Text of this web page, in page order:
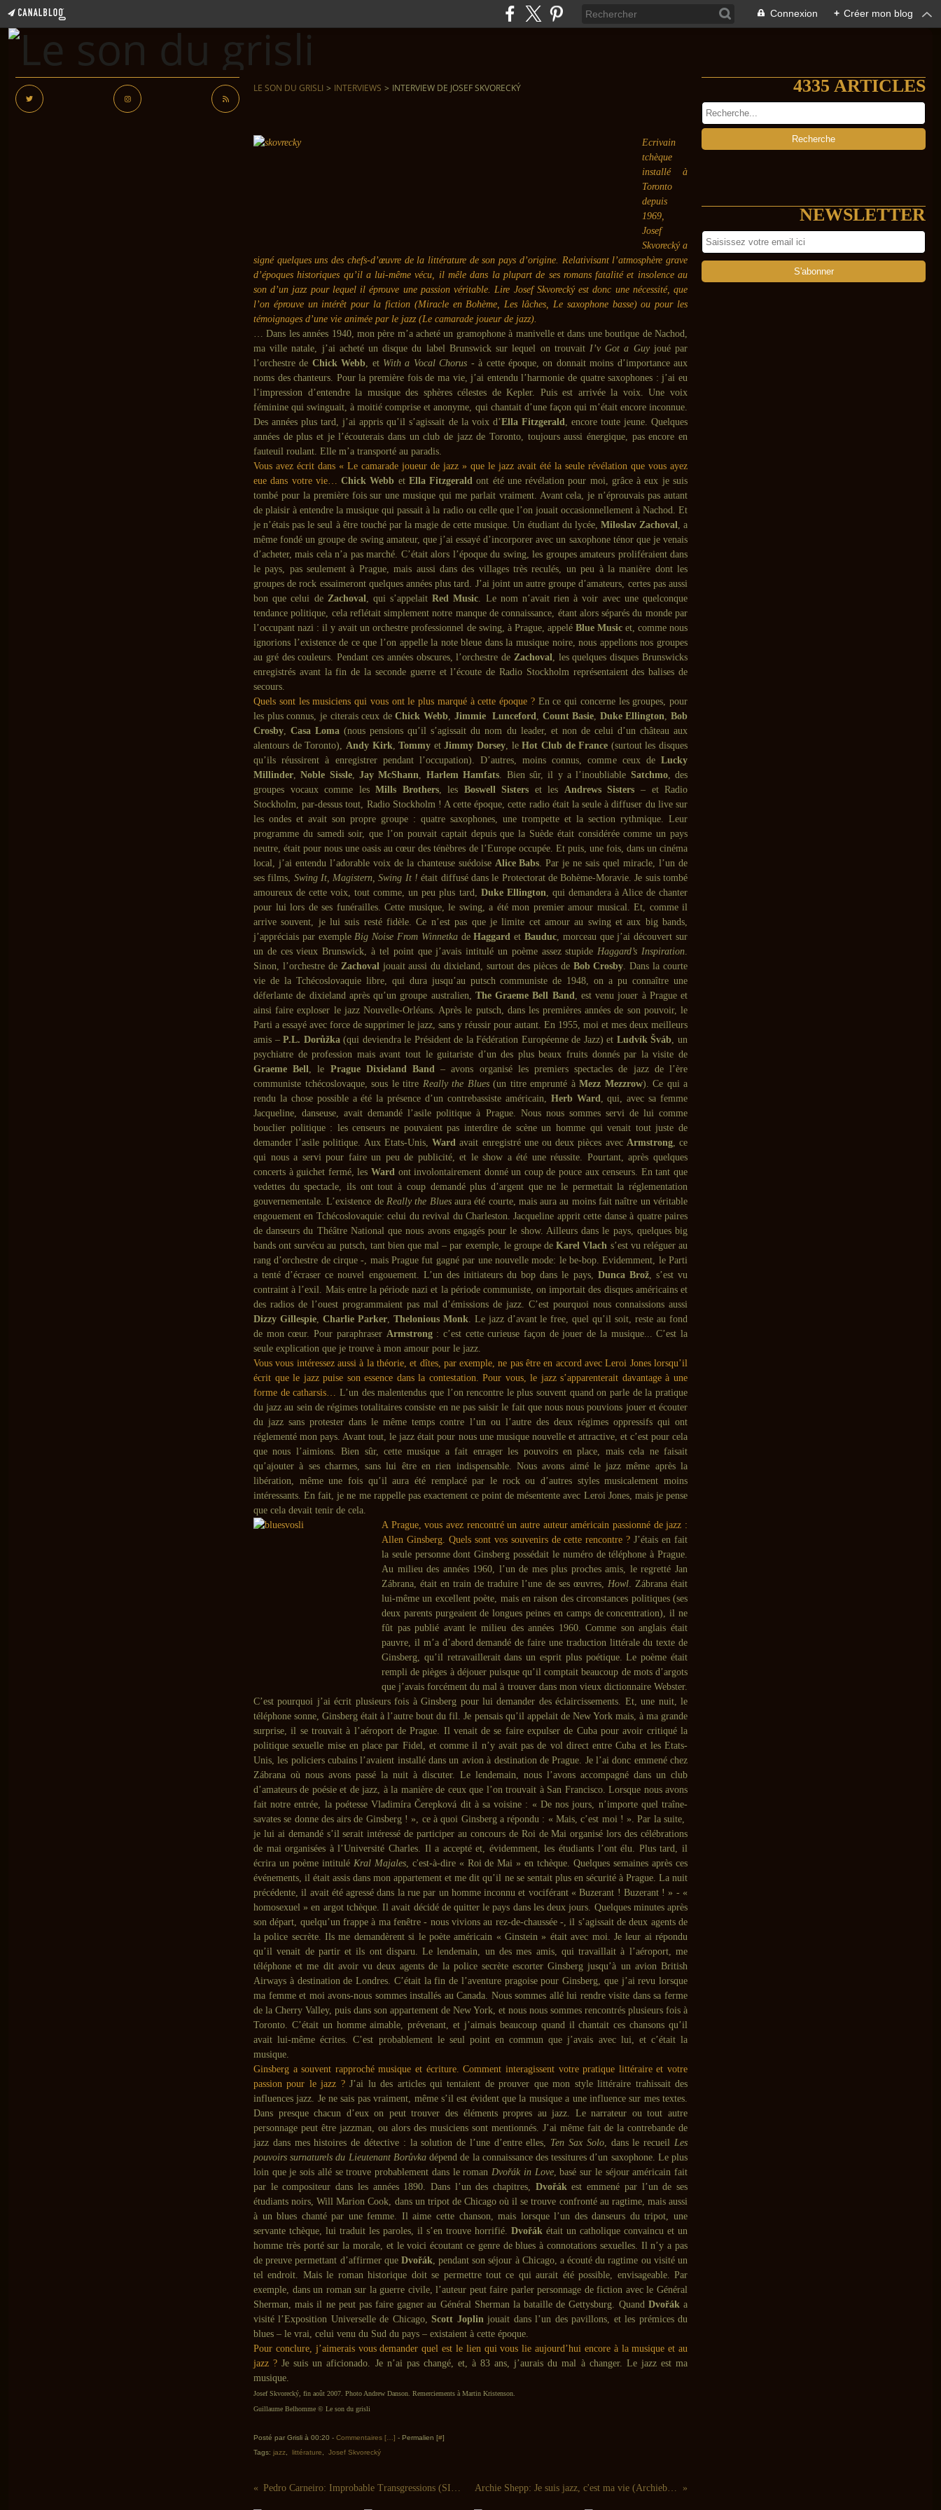
Connexion + Créer mon blog
LE SON DU GRISLI > INTERVIEWS > INTERVIEW DE JOSEF SKVORECKÝ
Ecrivain
tchèque
installé à
Toronto
depuis
1969,
Josef
Skvorecký a
signé quelques uns des chefs-d’œuvre de la littérature de son pays d’origine. Relativisant l’atmosphère grave
d’époques historiques qu’il a lui-même vécu, il mêle dans la plupart de ses romans fatalité et insolence au
son d’un jazz pour lequel il éprouve une passion véritable. Lire Josef Skvorecký est donc une nécessité, que
l’on éprouve un intérêt pour la fiction (Miracle en Bohème, Les lâches, Le saxophone basse) ou pour les
témoignages d’une vie animée par le jazz (Le camarade joueur de jazz).
… Dans les années 1940, mon père m’a acheté un gramophone à manivelle et dans une boutique de Nachod,
ma ville natale, j’ai acheté un disque du label Brunswick sur lequel on trouvait I’v Got a Guyjoué par
l’orchestre de Chick Webb, et With a Vocal Chorus - à cette époque, on donnait moins d’importance aux
noms des chanteurs. Pour la première fois de ma vie, j’ai entendu l’harmonie de quatre saxophones : j’ai eu
l’impression d’entendre la musique des sphères célestes de Kepler. Puis est arrivée la voix. Une voix
féminine qui swinguait, à moitié comprise et anonyme, qui chantait d’une façon qui m’était encore inconnue.
Des années plus tard, j’ai appris qu’il s’agissait de la voix d’Ella Fitzgerald, encore toute jeune. Quelques
années de plus et je l’écouterais dans un club de jazz de Toronto, toujours aussi énergique, pas encore en
fauteuil roulant. Elle m’a transporté au paradis.
Vous avez écrit dans « Le camarade joueur de jazz » que le jazz avait été la seule révélation que vous ayez
eue dans votre vie… Chick Webb et Ella Fitzgerald ont été une révélation pour moi, grâce à eux je suis
tombé pour la première fois sur une musique qui me parlait vraiment. Avant cela, je n’éprouvais pas autant
de plaisir à entendre la musique qui passait à la radio ou celle que l’on jouait occasionnellement à Nachod. Et
je n’étais pas le seul à être touché par la magie de cette musique. Un étudiant du lycée, Miloslav Zachoval, a
même fondé un groupe de swing amateur, que j’ai essayé d’incorporer avec un saxophone ténor que je venais
d’acheter, mais cela n’a pas marché. C’était alors l’époque du swing, les groupes amateurs proliféraient dans
le pays, pas seulement à Prague, mais aussi dans des villages très reculés, un peu à la manière dont les
groupes de rock essaimeront quelques années plus tard. J’ai joint un autre groupe d’amateurs, certes pas aussi
bon que celui de Zachoval, qui s’appelaitRed Music. Le nom n’avait rien à voir avec une quelconque
tendance politique, cela reflétait simplement notre manque de connaissance, étant alors séparés du monde par
l’occupant nazi : il y avait un orchestre professionnel de swing, à Prague, appelé Blue Musicet, comme nous
ignorions l’existence de ce que l’on appelle la note bleue dans la musique noire, nous appelions nos groupes
au gré des couleurs. Pendant ces années obscures, l’orchestre de Zachoval, les quelques disques Brunswicks
enregistrés avant la fin de la seconde guerre et l’écoute de Radio Stockholm représentaient des balises de
secours.
Quels sont les musiciens qui vous ont le plus marqué à cette époque ?En ce qui concerne les groupes, pour
les plus connus, je citerais ceux deChick Webb, Jimmie Lunceford, Count Basie, Duke Ellington, Bob
Crosby,Casa Loma (nous pensions qu’il s’agissait du nom du leader, et non de celui d’un château aux
alentours de Toronto), Andy Kirk,Tommy etJimmy Dorsey, leHot Club de France (surtout les disques
qu’ils réussirent à enregistrer pendant l’occupation). D’autres, moins connus, comme ceux de Lucky
Millinder,Noble Sissle,Jay McShann, Harlem Hamfats. Bien sûr, il y a l’inoubliable Satchmo, des
groupes vocaux comme lesMills Brothers, les Boswell Sisters et les Andrews Sisters – et Radio
Stockholm, par-dessus tout, Radio Stockholm ! A cette époque, cette radio était la seule à diffuser du live sur
les ondes et avait son propre groupe : quatre saxophones, une trompette et la section rythmique. Leur
programme du samedi soir, que l’on pouvait captait depuis que la Suède était considérée comme un pays
neutre, était pour nous une oasis au cœur des ténèbres de l’Europe occupée. Et puis, une fois, dans un cinéma
local, j’ai entendu l’adorable voix de la chanteuse suédoise Alice Babs. Par je ne sais quel miracle, l’un de
ses films, Swing It, Magistern, Swing It ! était diffusé dans le Protectorat de Bohème-Moravie. Je suis tombé
amoureux de cette voix, tout comme, un peu plus tard, Duke Ellington, qui demandera à Alice de chanter
pour lui lors de ses funérailles. Cette musique, le swing, a été mon premier amour musical. Et, comme il
arrive souvent, je lui suis resté fidèle. Ce n’est pas que je limite cet amour au swing et aux big bands,
j’appréciais par exempleBig Noise From WinnetkadeHaggard etBauduc, morceau que j’ai découvert sur
un de ces vieux Brunswick, à tel point que j’avais intitulé un poème assez stupideHaggard’s Inspiration.
Sinon, l’orchestre de Zachovaljouait aussi du dixieland, surtout des pièces de Bob Crosby. Dans la courte
vie de la Tchécoslovaquie libre, qui dura jusqu’au putsch communiste de 1948, on a pu connaître une
déferlante de dixieland après qu’un groupe australien, The Graeme Bell Band, est venu jouer à Prague et
ainsi faire exploser le jazz Nouvelle-Orléans. Après le putsch, dans les premières années de son pouvoir, le
Parti a essayé avec force de supprimer le jazz, sans y réussir pour autant. En 1955, moi et mes deux meilleurs
amis –P.L. Dorůžka(qui deviendra le Président de la Fédération Européenne de Jazz) et Ludvík Šváb, un
psychiatre de profession mais avant tout le guitariste d’un des plus beaux fruits donnés par la visite de
Graeme Bell, le Prague Dixieland Band – avons organisé les premiers spectacles de jazz de l’ère
communiste tchécoslovaque, sous le titre Really the Blues(un titre emprunté à Mezz Mezzrow). Ce qui a
rendu la chose possible a été la présence d’un contrebassiste américain, Herb Ward, qui, avec sa femme
Jacqueline, danseuse, avait demandé l’asile politique à Prague. Nous nous sommes servi de lui comme
bouclier politique : les censeurs ne pouvaient pas interdire de scène un homme qui venait tout juste de
demander l’asile politique. Aux Etats-Unis,Ward avait enregistré une ou deux pièces avec Armstrong, ce
qui nous a servi pour faire un peu de publicité, et le show a été une réussite. Pourtant, après quelques
concerts à guichet fermé, les Wardont involontairement donné un coup de pouce aux censeurs. En tant que
vedettes du spectacle, ils ont tout à coup demandé plus d’argent que ne le permettait la réglementation
gouvernementale. L’existence de Really the Bluesaura été courte, mais aura au moins fait naître un véritable
engouement en Tchécoslovaquie: celui du revival du Charleston. Jacqueline apprit cette danse à quatre paires
de danseurs du Théâtre National que nous avons engagés pour le show. Ailleurs dans le pays, quelques big
bands ont survécu au putsch, tant bien que mal – par exemple, le groupe deKarel Vlach s’est vu reléguer au
rang d’orchestre de cirque -, mais Prague fut gagné par une nouvelle mode: le be-bop. Evidemment, le Parti
a tenté d’écraser ce nouvel engouement. L’un des initiateurs du bop dans le pays, Dunca Brož, s’est vu
contraint à l’exil. Mais entre la période nazi et la période communiste, on importait des disques américains et
des radios de l’ouest programmaient pas mal d’émissions de jazz. C’est pourquoi nous connaissions aussi
Dizzy Gillespie, Charlie Parker, Thelonious Monk. Le jazz d’avant le free, quel qu’il soit, reste au fond
de mon cœur. Pour paraphraser Armstrong: c’est cette curieuse façon de jouer de la musique... C’est la
seule explication que je trouve à mon amour pour le jazz.
Vous vous intéressez aussi à la théorie, et dîtes, par exemple, ne pas être en accord avec Leroi Jones lorsqu’il
écrit que le jazz puise son essence dans la contestation. Pour vous, le jazz s’apparenterait davantage à une
forme de catharsis… L’un des malentendus que l’on rencontre le plus souvent quand on parle de la pratique
du jazz au sein de régimes totalitaires consiste en ne pas saisir le fait que nous nous pouvions jouer et écouter
du jazz sans protester dans le même temps contre l’un ou l’autre des deux régimes oppressifs qui ont
réglementé mon pays. Avant tout, le jazz était pour nous une musique nouvelle et attractive, et c’est pour cela
que nous l’aimions. Bien sûr, cette musique a fait enrager les pouvoirs en place, mais cela ne faisait
qu’ajouter à ses charmes, sans lui être en rien indispensable. Nous avons aimé le jazz même après la
libération, même une fois qu’il aura été remplacé par le rock ou d’autres styles musicalement moins
intéressants. En fait, je ne me rappelle pas exactement ce point de mésentente avec Leroi Jones, mais je pense
que cela devait tenir de cela.
A Prague, vous avez rencontré un autre auteur américain passionné de jazz :
Allen Ginsberg. Quels sont vos souvenirs de cette rencontre ? J’étais en fait
la seule personne dont Ginsberg possédait le numéro de téléphone à Prague.
Au milieu des années 1960, l’un de mes plus proches amis, le regretté Jan
Zábrana, était en train de traduire l’une de ses œuvres, Howl. Zábrana était
lui-même un excellent poète, mais en raison des circonstances politiques (ses
deux parents purgeaient de longues peines en camps de concentration), il ne
fût pas publié avant le milieu des années 1960. Comme son anglais était
pauvre, il m’a d’abord demandé de faire une traduction littérale du texte de
Ginsberg, qu’il retravaillerait dans un esprit plus poétique. Le poème était
rempli de pièges à déjouer puisque qu’il comptait beaucoup de mots d’argots
que j’avais forcément du mal à trouver dans mon vieux dictionnaire Webster.
C’est pourquoi j’ai écrit plusieurs fois à Ginsberg pour lui demander des éclaircissements. Et, une nuit, le
téléphone sonne, Ginsberg était à l’autre bout du fil. Je pensais qu’il appelait de New York mais, à ma grande
surprise, il se trouvait à l’aéroport de Prague. Il venait de se faire expulser de Cuba pour avoir critiqué la
politique sexuelle mise en place par Fidel, et comme il n’y avait pas de vol direct entre Cuba et les Etats-
Unis, les policiers cubains l’avaient installé dans un avion à destination de Prague. Je l’ai donc emmené chez
Zábrana où nous avons passé la nuit à discuter. Le lendemain, nous l’avons accompagné dans un club
d’amateurs de poésie et de jazz, à la manière de ceux que l’on trouvait à San Francisco. Lorsque nous avons
fait notre entrée, la poétesse Vladimíra Čerepková dit à sa voisine : « De nos jours, n’importe quel traîne-
savates se donne des airs de Ginsberg ! », ce à quoi Ginsberg a répondu : « Mais, c’est moi ! ». Par la suite,
je lui ai demandé s’il serait intéressé de participer au concours de Roi de Mai organisé lors des célébrations
de mai organisées à l’Université Charles. Il a accepté et, évidemment, les étudiants l’ont élu. Plus tard, il
écrira un poème intitulé Kral Majales, c'est-à-dire « Roi de Mai » en tchèque. Quelques semaines après ces
événements, il était assis dans mon appartement et me dit qu’il ne se sentait plus en sécurité à Prague. La nuit
précédente, il avait été agressé dans la rue par un homme inconnu et vociférant « Buzerant ! Buzerant ! » - «
homosexuel » en argot tchèque. Il avait décidé de quitter le pays dans les deux jours. Quelques minutes après
son départ, quelqu’un frappe à ma fenêtre - nous vivions au rez-de-chaussée -, il s’agissait de deux agents de
la police secrète. Ils me demandèrent si le poète américain « Ginstein » était avec moi. Je leur ai répondu
qu’il venait de partir et ils ont disparu. Le lendemain, un des mes amis, qui travaillait à l’aéroport, me
téléphone et me dit avoir vu deux agents de la police secrète escorter Ginsberg jusqu’à un avion British
Airways à destination de Londres. C’était la fin de l’aventure pragoise pour Ginsberg, que j’ai revu lorsque
ma femme et moi avons-nous sommes installés au Canada. Nous sommes allé lui rendre visite dans sa ferme
de la Cherry Valley, puis dans son appartement de New York, et nous nous sommes rencontrés plusieurs fois à
Toronto. C’était un homme aimable, prévenant, et j’aimais beaucoup quand il chantait ces chansons qu’il
avait lui-même écrites. C’est probablement le seul point en commun que j’avais avec lui, et c’était la
musique.
Ginsberg a souvent rapproché musique et écriture. Comment interagissent votre pratique littéraire et votre
passion pour le jazz ?J’ai lu des articles qui tentaient de prouver que mon style littéraire trahissait des
influences jazz. Je ne sais pas vraiment, même s’il est évident que la musique a une influence sur mes textes.
Dans presque chacun d’eux on peut trouver des éléments propres au jazz. Le narrateur ou tout autre
personnage peut être jazzman, ou alors des musiciens sont mentionnés. J’ai même fait de la contrebande de
jazz dans mes histoires de détective : la solution de l’une d’entre elles, Ten Sax Solo, dans le recueilLes
pouvoirs surnaturels du Lieutenant Borůvkadépend de la connaissance des tessitures d’un saxophone. Le plus
loin que je sois allé se trouve probablement dans le romanDvořák in Love, basé sur le séjour américain fait
par le compositeur dans les années 1890. Dans l’un des chapitres, Dvořákest emmené par l’un de ses
étudiants noirs, Will Marion Cook, dans un tripot de Chicago où il se trouve confronté au ragtime, mais aussi
à un blues chanté par une femme. Il aime cette chanson, mais lorsque l’un des danseurs du tripot, une
servante tchèque, lui traduit les paroles, il s’en trouve horrifié. Dvořák était un catholique convaincu et un
homme très porté sur la morale, et le voici écoutant ce genre de blues à connotations sexuelles. Il n’y a pas
de preuve permettant d’affirmer que Dvořák, pendant son séjour à Chicago, a écouté du ragtime ou visité un
tel endroit. Mais le roman historique doit se permettre tout ce qui aurait été possible, envisageable. Par
exemple, dans un roman sur la guerre civile, l’auteur peut faire parler personnage de fiction avec le Général
Sherman, mais il ne peut pas faire gagner au Général Sherman la bataille de Gettysburg. Quand Dvořáka
visité l’Exposition Universelle de Chicago,Scott Joplinjouait dans l’un des pavillons, et les prémices du
blues – le vrai, celui venu du Sud du pays – existaient à cette époque.
Pour conclure, j’aimerais vous demander quel est le lien qui vous lie aujourd’hui encore à la musique et au
jazz ? Je suis un aficionado. Je n’ai pas changé, et, à 83 ans, j’aurais du mal à changer. Le jazz est ma
musique.
Josef Skvorecký, fin août 2007. Photo Andrew Danson. Remerciements à Martin Kristenson.
Guillaume Belhomme © Le son du grisli
Posté par Grisli à 00:20 - Commentaires [ ] - Permalien [#]
Tags: jazz littérature Josef Skvorecký
Pedro Carneiro: Improbable Transgressions (SIRR - 2007) Archie Shepp: Je suis jazz, c'est ma vie (Archieball - 2007)
4335 ARTICLES
NEWSLETTER